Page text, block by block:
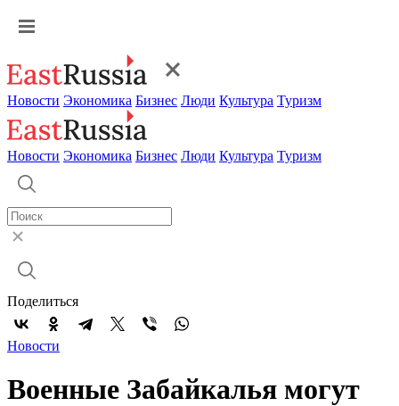
Новости Экономика Бизнес Люди Культура Туризм
Новости Экономика Бизнес Люди Культура Туризм
Поделиться
Новости
Военные Забайкалья могут